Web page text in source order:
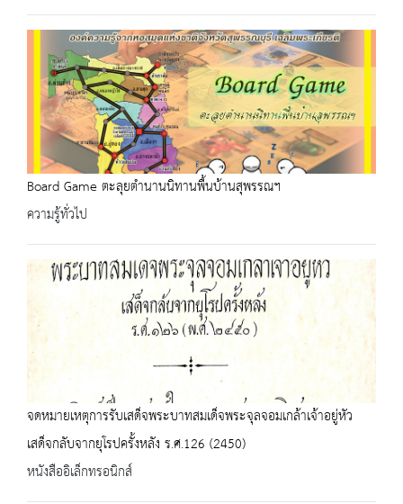
Board Game ตะลุยตำนานนิทานพื้นบ้านสุพรรณฯ
ความรู้ทั่วไป
จดหมายเหตุการรับเสด็จพระบาทสมเด็จพระจุลจอมเกล้าเจ้าอยู่หัว
เสด็จกลับจากยุโรปครั้งหลัง ร.ศ.126 (2450)
หนังสืออิเล็กทรอนิกส์